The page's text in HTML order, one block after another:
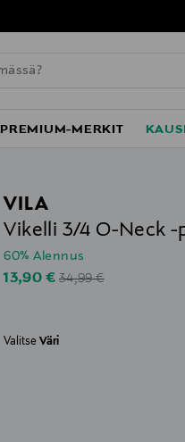
PREMIUM-MERKIT
VILA
Vikelli 3/4 O-Neck -
60% Alennus
Discounted Price
13,90 € Original Price
34,99 €
ValitseVäri